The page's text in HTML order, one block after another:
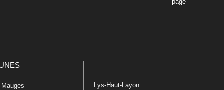
page
Lys-Haut-Layon